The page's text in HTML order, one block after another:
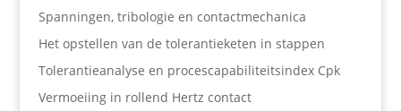
Spanningen, tribologie en contactmechanica
Het opstellen van de tolerantieketen in stappen
Tolerantieanalyse en procescapabiliteitsindex Cpk
Vermoeiing in rollend Hertz contact